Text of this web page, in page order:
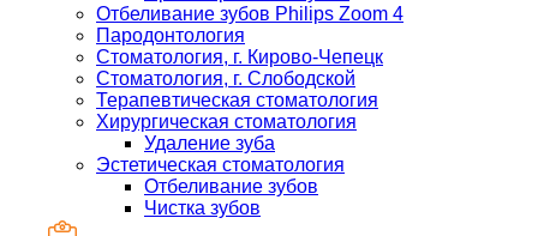
Отбеливание зубов Philips Zoom 4
Пародонтология
Стоматология, г. Кирово-Чепецк
Стоматология, г. Слободской
Терапевтическая стоматология
Хирургическая стоматология
Удаление зуба
Эстетическая стоматология
Отбеливание зубов
Чистка зубов